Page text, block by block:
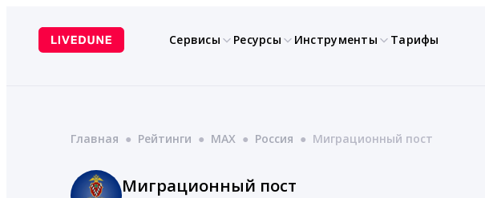
содержимому
Сервисы Ресурсы Инструменты Тарифы
Главная ● Рейтинги ● MAX ● Россия ● Миграционный пост
Миграционный пост